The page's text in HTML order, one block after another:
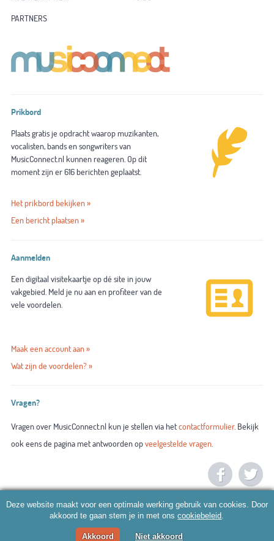
PARTNERS
Prikbord
Plaats gratis je opdracht waarop muzikanten,
vocalisten, bands en songwriters van
MusicConnect.nl kunnen reageren. Op dit
moment zijn er 616 berichten geplaatst.
Het prikbord bekijken »
Een bericht plaatsen »
Aanmelden
Een digitaal visitekaartje op dé site in jouw
vakgebied. Meld je nu aan en profiteer van de
vele voordelen.
Maak een account aan »
Wat zijn de voordelen? »
Vragen?
Vragen over MusicConnect.nl kun je stellen via hetcontactformulier. Bekijk
ook eens de pagina met antwoorden opveelgestelde vragen.
Deze website maakt voor een optimale werking gebruik van cookies. Door
akkoord te gaan stem je in met onscookiebeleid.
Akkoord Niet akkoord